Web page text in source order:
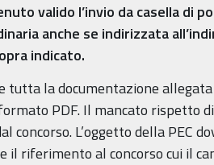
valido l’invio da casella di
anche se indirizzata
indicato.
tutta la documentazione
PDF. Il mancato rispetto
concorso. L’oggetto della PEC
il riferimento al concorso cui il